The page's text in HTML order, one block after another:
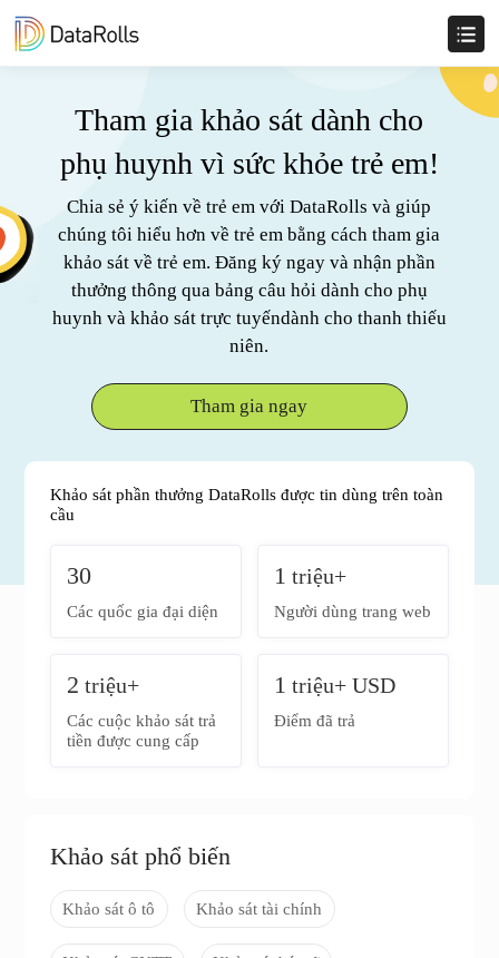
Tham gia khảo sát dành cho
phụ huynh vì sức khỏe trẻ em!
Chia sẻ ý kiến về trẻ em với DataRolls và giúp
chúng tôi hiểu hơn về trẻ em bằng cách tham gia
khảo sát về trẻ em. Đăng ký ngay và nhận phần
thưởng thông qua bảng câu hỏi dành cho phụ
huynh và khảo sát trực tuyếndành cho thanh thiếu
niên.
Tham gia ngay
Khảo sát phần thưởng DataRolls được tin dùng trên toàn
cầu
30
Các quốc gia đại diện
1 triệu+
Người dùng trang web
2 triệu+
Các cuộc khảo sát trả
tiền được cung cấp
1 triệu+ USD
Điểm đã trả
Khảo sát phổ biến
Khảo sát ô tô Khảo sát tài chính